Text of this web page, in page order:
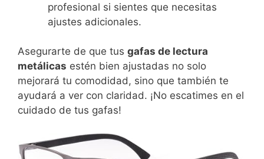
profesional si sientes que necesitas
ajustes adicionales.
Asegurarte de que tus gafas de lectura
metálicas estén bien ajustadas no solo
mejorará tu comodidad, sino que también te
ayudará a ver con claridad. ¡No escatimes en el
cuidado de tus gafas!